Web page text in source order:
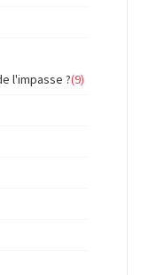
l'impasse ?(9)